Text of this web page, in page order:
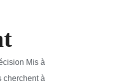
Mis à
cherchent à